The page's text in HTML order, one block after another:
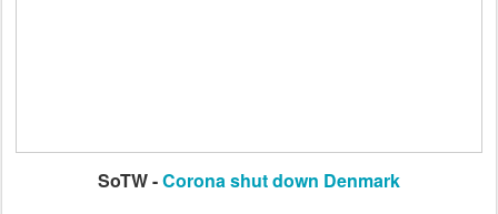
SoTW -Corona shut down Denmark